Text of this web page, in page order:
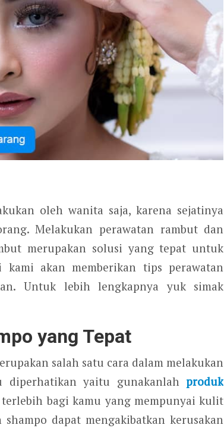
oleh wanita saja, karena sejatinya
Melakukan perawatan rambut dan
merupakan solusi yang tepat untuk
akan memberikan tips perawatan
Untuk lebih lengkapnya yuk simak
yang Tepat
salah satu cara dalam melakukan
diperhatikan yaitu gunakanlahproduk
bagi kamu yang mempunyai kulit
dapat mengakibatkan kerusakan